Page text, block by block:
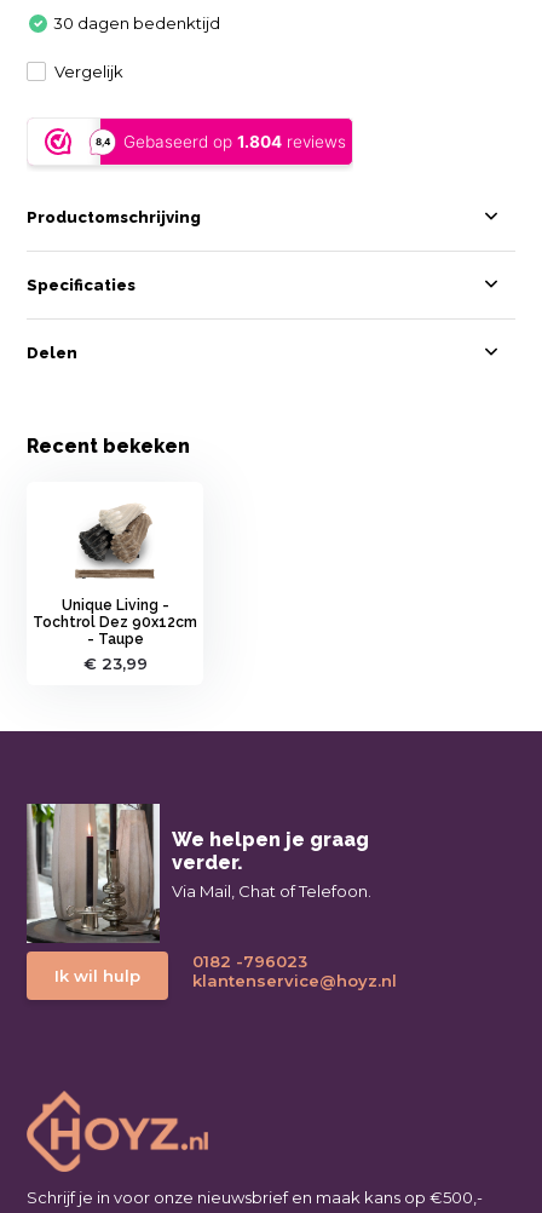
30 dagen bedenktijd
Vergelijk
Productomschrijving
Specificaties
Delen
Recent bekeken
Unique Living -
Tochtrol Dez 90x12cm
- Taupe
€ 23,99
We helpen je graag
verder.
Via Mail, Chat of Telefoon.
Ik wil hulp
0182 -796023
klantenservice@hoyz.nl
Schrijf je in voor onze nieuwsbrief en maak kans op €500,-